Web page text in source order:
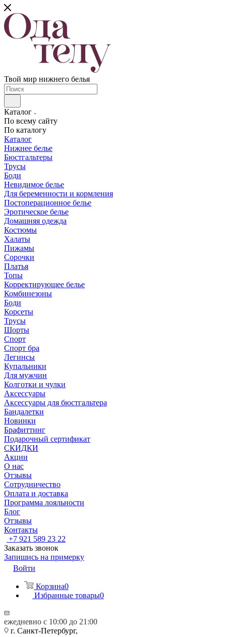
Твой мир нижнего белья
Каталог
По всему сайту
По каталогу
Каталог
Нижнее белье
Бюстгальтеры
Трусы
Боди
Невидимое белье
Для беременности и кормления
Постоперационное белье
Эротическое белье
Домашняя одежда
Костюмы
Халаты
Пижамы
Сорочки
Платья
Топы
Корректирующее белье
Комбинезоны
Боди
Корсеты
Трусы
Шорты
Спорт
Спорт бра
Легинсы
Купальники
Для мужчин
Колготки и чулки
Аксессуары
Аксессуары для бюстгальтера
Бандалетки
Новинки
Брафиттинг
Подарочный сертификат
СКИДКИ
Акции
О нас
Отзывы
Сотрудничество
Оплата и доставка
Программа лояльности
Блог
Отзывы
Контакты
+7 921 589 23 22
Заказать звонок
Запишись на примерку
Войти
Корзина0
Избранные товары0
ежедневно с 10:00 до 21:00
г. Санкт-Петербург,